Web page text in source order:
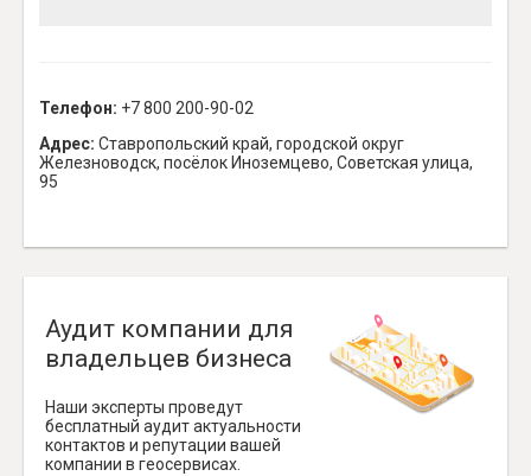
Телефон: +7 800 200-90-02
Адрес: Ставропольский край, городской округ
Железноводск, посёлок Иноземцево, Советская улица,
95
Аудит компании для
владельцев бизнеса
Наши эксперты проведут
бесплатный аудит актуальности
контактов и репутации вашей
компании в геосервисах.